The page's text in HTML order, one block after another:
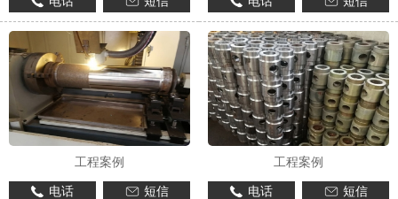
工程案例
电话 短信
工程案例
电话 短信